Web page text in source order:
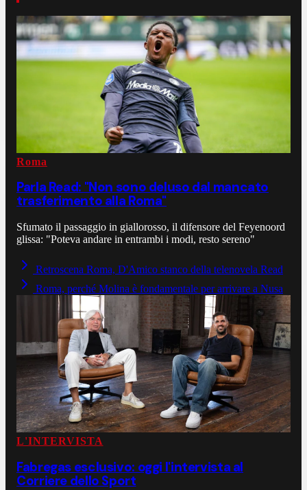
Roma
Parla Read: "Non sono deluso dal mancato
trasferimento alla Roma"
Sfumato il passaggio in giallorosso, il difensore del Feyenoord
glissa: "Poteva andare in entrambi i modi, resto sereno"
Retroscena Roma, D'Amico stanco della telenovela Read
Roma, perché Molina è fondamentale per arrivare a Nusa
L'INTERVISTA
Fabregas esclusivo: oggi l'intervista al
Corriere dello Sport